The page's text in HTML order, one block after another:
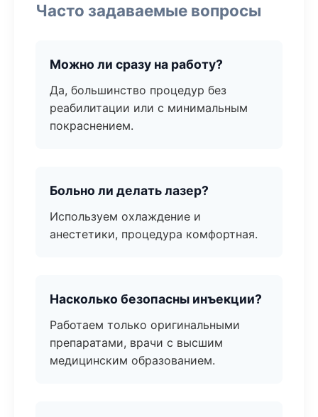
Часто задаваемые вопросы
Можно ли сразу на работу?
Да, большинство процедур без
реабилитации или с минимальным
покраснением.
Больно ли делать лазер?
Используем охлаждение и
анестетики, процедура комфортная.
Насколько безопасны инъекции?
Работаем только оригинальными
препаратами, врачи с высшим
медицинским образованием.